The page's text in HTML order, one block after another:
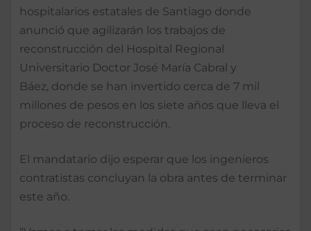
hospitalarios estatales de Santiago donde
anunció que agilizarán los trabajos de
reconstrucción del Hospital Regional
Universitario Doctor José María Cabral y
Báez, donde se han invertido cerca de 7 mil
millones de pesos en los siete años que lleva el
proceso de reconstrucción.
El mandatario dijo esperar que los ingenieros
contratistas concluyan la obra antes de terminar
este año.